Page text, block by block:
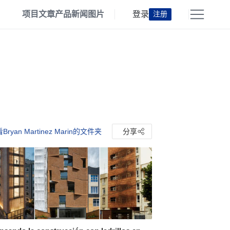
项目文章产品新闻 图片 登录 注册
Bryan Martinez Marin的文件夹 分享